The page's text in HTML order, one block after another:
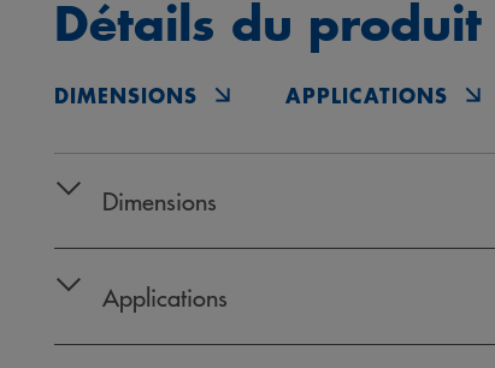
Détails du produit
DIMENSIONS APPLICATIONS
Dimensions
Applications